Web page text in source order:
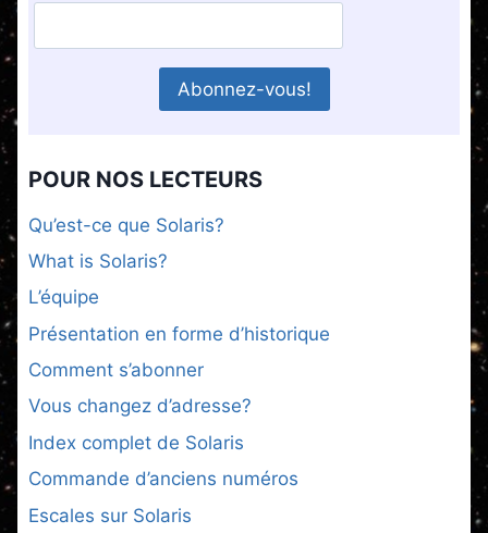
POUR NOS LECTEURS
Qu’est-ce que Solaris?
What is Solaris?
L’équipe
Présentation en forme d’historique
Comment s’abonner
Vous changez d’adresse?
Index complet de Solaris
Commande d’anciens numéros
Escales sur Solaris